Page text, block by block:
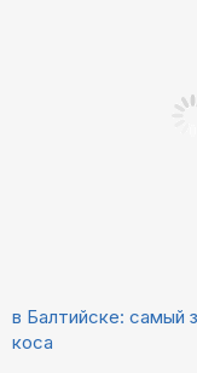
в Балтийске: самый
коса